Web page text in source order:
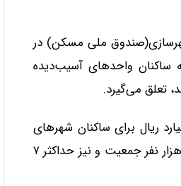
ملی مسکن) در
ساکنان واحدهای آسیب‌دیده
تعلق می‌گیرد.
این وام شامل حداکثر ۳ میلیارد ریال برای روستائیان، حداکثر ۴ میلیارد ریال برای ساکنان شهرهای
کوچک (تا ۲۵ هزار نفر جمعیت)، حداکثر ۶ میلیارد ریال برای ساکنان شهرهای بالای ۲۵ هزار نفر جمعیت و نیز حداکثر ۷